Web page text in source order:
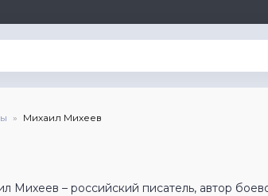
Михаил Михеев
Михеев – российский писатель, автор